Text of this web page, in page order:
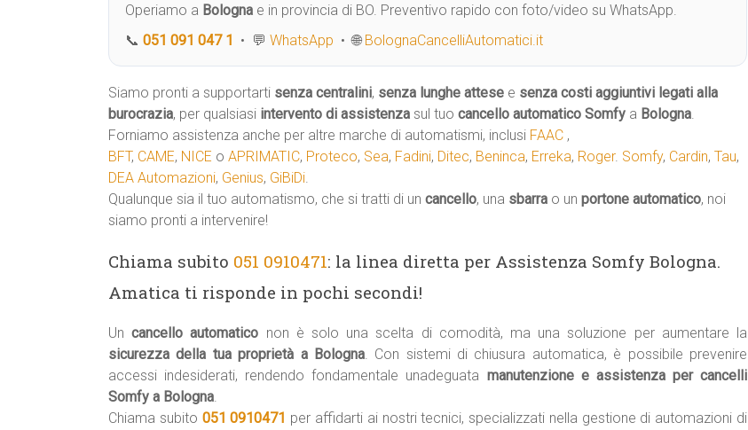
Operiamo a Bologna e in provincia di BO. Preventivo rapido con foto/video su WhatsApp.
📞 051 091 047 1 • 💬 WhatsApp • 🌐 BolognaCancelliAutomatici.it
Siamo pronti a supportarti senza centralini, senza lunghe attese e senza costi aggiuntivi legati alla
burocrazia, per qualsiasi intervento di assistenza sul tuo cancello automatico Somfy a Bologna.
Forniamo assistenza anche per altre marche di automatismi, inclusi FAAC ,
BFT, CAME, NICE o APRIMATIC, Proteco, Sea, Fadini, Ditec, Beninca, Erreka, Roger. Somfy, Cardin, Tau,
DEA Automazioni, Genius, GiBiDi.
Qualunque sia il tuo automatismo, che si tratti di un cancello, una sbarra o un portone automatico, noi
siamo pronti a intervenire!
Chiama subito 051 0910471: la linea diretta per Assistenza Somfy Bologna.
Amatica ti risponde in pochi secondi!
Uncancello automatico non è solo una scelta di comodità, ma una soluzione per aumentare la
sicurezza della tua proprietà a Bologna. Con sistemi di chiusura automatica, è possibile prevenire
accessi indesiderati, rendendo fondamentale unadeguata manutenzione e assistenza per cancelli
Somfy a Bologna.
Chiama subito 051 0910471 per affidarti ai nostri tecnici, specializzati nella gestione di automazioni di